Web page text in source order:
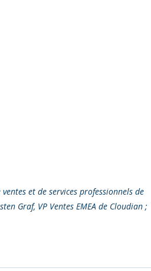
et de services professionnels de
Graf, VP Ventes EMEA de Cloudian ;